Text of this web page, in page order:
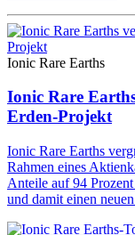
Ionic Rare Earths
Ionic Rare
Erden-Projekt
Ionic Rare Earths
Rahmen eines
Anteile auf 94
und damit einen